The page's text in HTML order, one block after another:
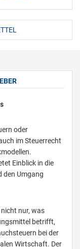
oder
im Steuerrecht
Einblick in die
den Umgang
nur, was
betrifft,
bei der
Wirtschaft. Der